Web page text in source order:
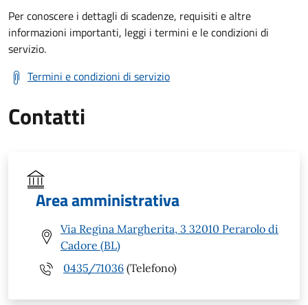
Per conoscere i dettagli di scadenze, requisiti e altre
informazioni importanti, leggi i termini e le condizioni di
servizio.
Termini e condizioni di servizio
Contatti
Area amministrativa
Via Regina Margherita, 3 32010 Perarolo di
Cadore (BL)
0435/71036 (Telefono)